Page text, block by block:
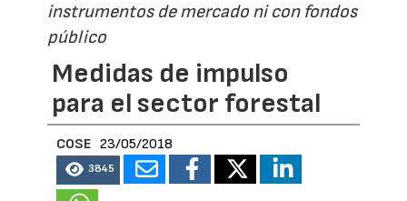
instrumentos de mercado ni con fondos
público
Medidas de impulso
para el sector forestal
COSE 23/05/2018
3845